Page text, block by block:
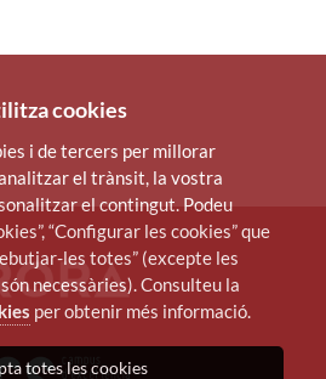
cookies
i de tercers per millorar
analitzar el trànsit, la vostra
el contingut. Podeu
“Configurar les cookies” que
les totes” (excepte les
necessàries). Consulteu la
per obtenir més informació.
totes les cookies